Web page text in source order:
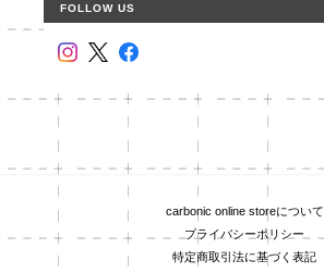
FOLLOW US
carbonic online storeについて
プライバシーポリシー
特定商取引法に基づく表記